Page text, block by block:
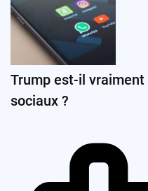
Trump est-il
sociaux ?